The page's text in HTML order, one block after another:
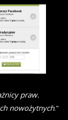
praw.
nowożytnych."